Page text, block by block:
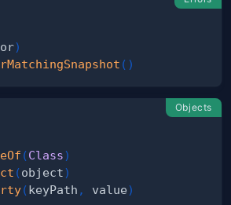
)
( )
Objects
(Class)
(object)
(keyPath , value)